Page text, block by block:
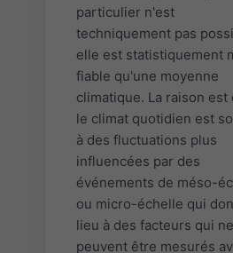
particulier n'est
techniquement pas
elle est statistiquement
fiable qu'une moyenne
climatique. La raison est
le climat quotidien est
à des fluctuations plus
influencées par des
événements de méso-
ou micro-échelle qui
lieu à des facteurs qui ne
peuvent être mesurés